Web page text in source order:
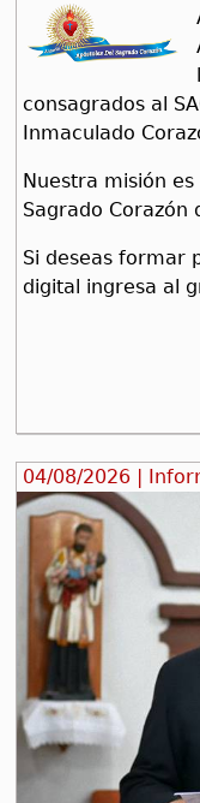
consagrados al
Inmaculado
Nuestra misión
Sagrado Corazón
Si deseas formar
digital ingresa al
04/08/2026 |